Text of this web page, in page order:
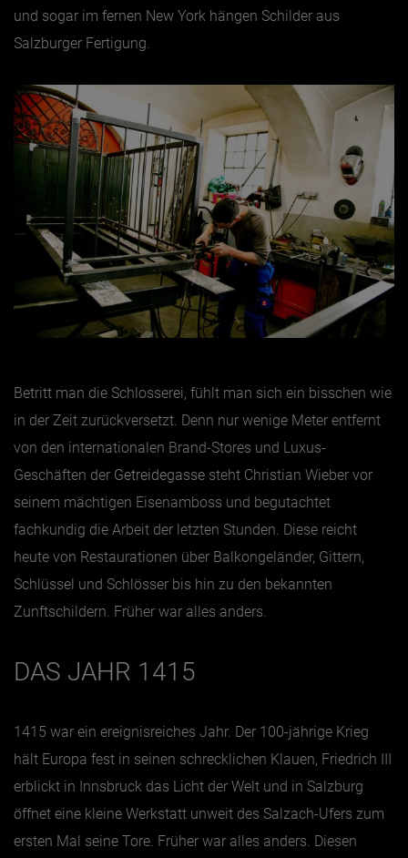
Dezember
und sogar im fernen New York hängen Schilder aus
Salzburger Fertigung.
Betritt man die Schlosserei, fühlt man sich ein bisschen wie
in der Zeit zurückversetzt. Denn nur wenige Meter entfernt
von den internationalen Brand-Stores und Luxus-
Geschäften der Getreidegasse steht Christian Wieber vor
seinem mächtigen Eisenamboss und begutachtet
fachkundig die Arbeit der letzten Stunden. Diese reicht
heute von Restaurationen über Balkongeländer, Gittern,
Schlüssel und Schlösser bis hin zu den bekannten
Zunftschildern. Früher war alles anders.
DAS JAHR 1415
1415 war ein ereignisreiches Jahr. Der 100-jährige Krieg
hält Europa fest in seinen schrecklichen Klauen, Friedrich III
erblickt in Innsbruck das Licht der Welt und in Salzburg
öffnet eine kleine Werkstatt unweit des Salzach-Ufers zum
ersten Mal seine Tore. Früher war alles anders. Diesen